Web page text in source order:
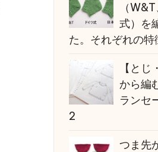
（
式）を
た。それぞれの特
【と
から編
ランセ
2
つま先